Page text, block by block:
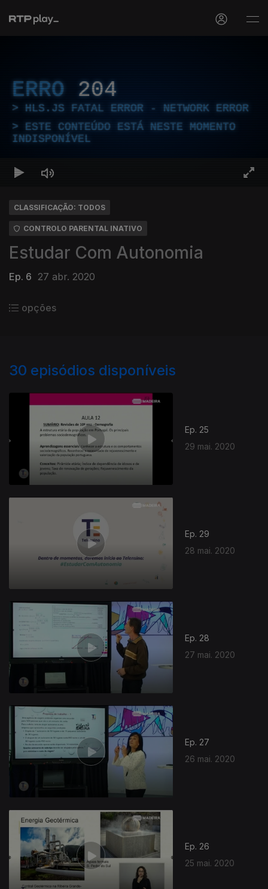
ERRO 204
HLS.JS FATAL ERROR - NETWORK ERROR
ESTE CONTEÚDO ESTÁ NESTE MOMENTO
INDISPONÍVEL
CLASSIFICAÇÃO: TODOS
CONTROLO PARENTAL INATIVO
Estudar Com Autonomia
Ep. 6 27 abr. 2020
opções
30 episódios disponíveis
Ep. 25
29 mai. 2020
Ep. 29
28 mai. 2020
Ep. 28
27 mai. 2020
Ep. 27
26 mai. 2020
Ep. 26
25 mai. 2020